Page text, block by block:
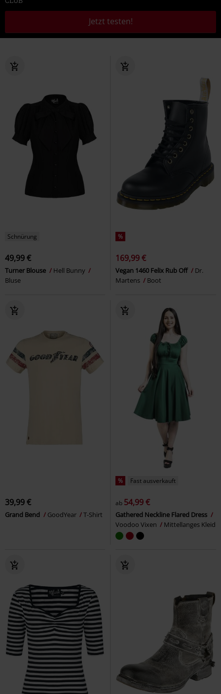
Jetzt testen!
Schnürung
49,99 €
Turner Blouse
Hell Bunny
Bluse
%
169,99 €
Vegan 1460 Felix Rub Off
Dr.
Martens
Boot
39,99 €
Grand Bend GoodYear T-Shirt
% Fast ausverkauft
ab 54,99 €
Gathered Neckline Flared Dress
Voodoo Vixen
Mittellanges Kleid